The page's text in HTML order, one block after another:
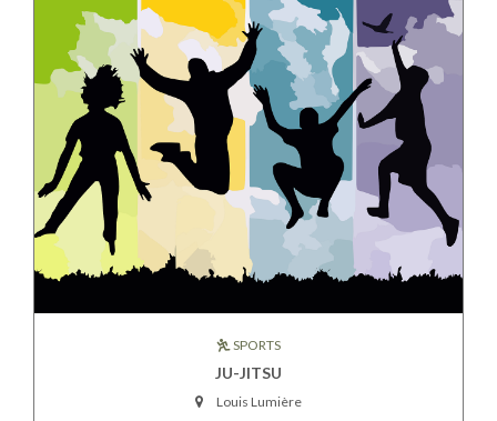
SPORTS
JU-JITSU
Louis Lumière